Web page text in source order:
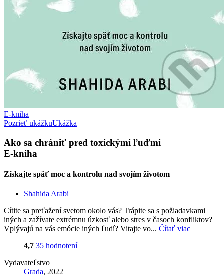
E-kniha
Pozrieť ukážkuUkážka
Ako sa chrániť pred toxickými ľuďmi
E-kniha
Získajte späť moc a kontrolu nad svojím životom
Shahida Arabi
Cítite sa preťažení svetom okolo vás? Trápite sa s požiadavkami
iných a zažívate extrémnu úzkosť alebo stres v časoch konfliktov?
Vplývajú na vás emócie iných ľudí? Vitajte vo... Čítať viac
4,7 35 hodnotení
Vydavateľstvo
Grada, 2022